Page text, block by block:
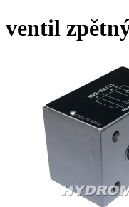
ventil